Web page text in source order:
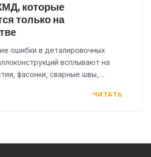
которые
только на
ошибки в деталировочных
всплывают на
фасонки, сварные швы,
ЧИТАТЬ